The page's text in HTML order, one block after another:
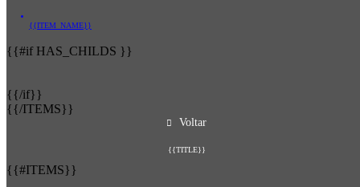
{{ITEM_NAME}}
{{#if HAS_CHILDS }}
{{/if}}
{{/ITEMS}}
Voltar
{{TITLE}}
{{#ITEMS}}